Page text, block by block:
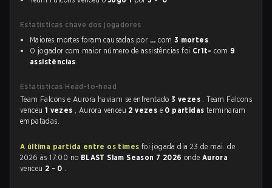
Estatísticas chave dos jogadores
Maiores mortes foram causadas por ... com 3 mortes.
O jogador com maior número de assistências foi Cr1t- com 9
assistências.
Estatísticas Head-to-head
Team Falcons e Aurora haviam se enfrentado3 vezes . Team Falcons
venceu 1 vezes , Aurora venceu 2 vezes e 0 partidas terminaram
empatadas.
A última partida entre os times foi jogada dia 23 de mai. de
2026 às 17:00 no BLAST Slam Season 7 2026 onde Aurora
venceu 2 - 0 .